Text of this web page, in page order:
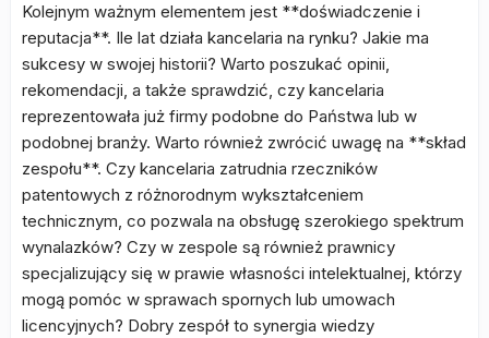
Kolejnym ważnym elementem jest **doświadczenie i
reputacja**. Ile lat działa kancelaria na rynku? Jakie ma
sukcesy w swojej historii? Warto poszukać opinii,
rekomendacji, a także sprawdzić, czy kancelaria
reprezentowała już firmy podobne do Państwa lub w
podobnej branży. Warto również zwrócić uwagę na **skład
zespołu**. Czy kancelaria zatrudnia rzeczników
patentowych z różnorodnym wykształceniem
technicznym, co pozwala na obsługę szerokiego spektrum
wynalazków? Czy w zespole są również prawnicy
specjalizujący się w prawie własności intelektualnej, którzy
mogą pomóc w sprawach spornych lub umowach
licencyjnych? Dobry zespół to synergia wiedzy